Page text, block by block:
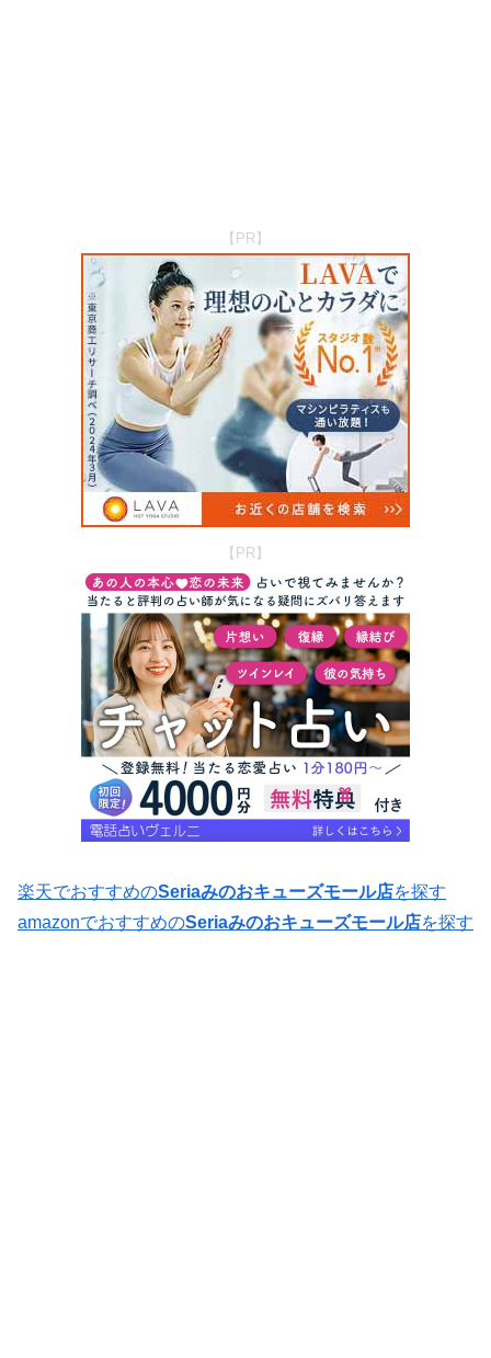
【PR】
【PR】
楽天でおすすめのSeriaみのおキューズモール店を探す
amazonでおすすめのSeriaみのおキューズモール店を探す